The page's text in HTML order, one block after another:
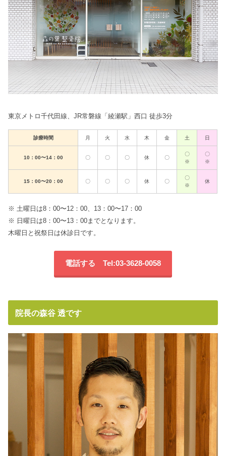
東京メトロ千代田線、JR常磐線「綾瀬駅」西口 徒歩3分
診療時間 月 火 水 木 金 土 日
10：00〜14：00 〇 〇 〇 休 〇
〇
※
〇
※
15：00〜20：00 〇 〇 〇 休 〇
〇
※
休
※ 土曜日は8：00〜12：00、13：00〜17：00
※ 日曜日は8：00〜13：00までとなります。
木曜日と祝祭日は休診日です。
電話する Tel:03-3628-0058
院長の森谷 透です